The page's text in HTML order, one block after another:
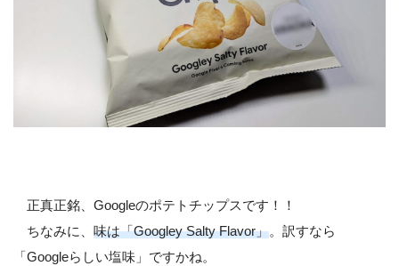
正真正銘、Googleのポテトチップスです！！
ちなみに、 味は「Googley Salty Flavor」。訳すなら
「Googleらしい塩味」ですかね。